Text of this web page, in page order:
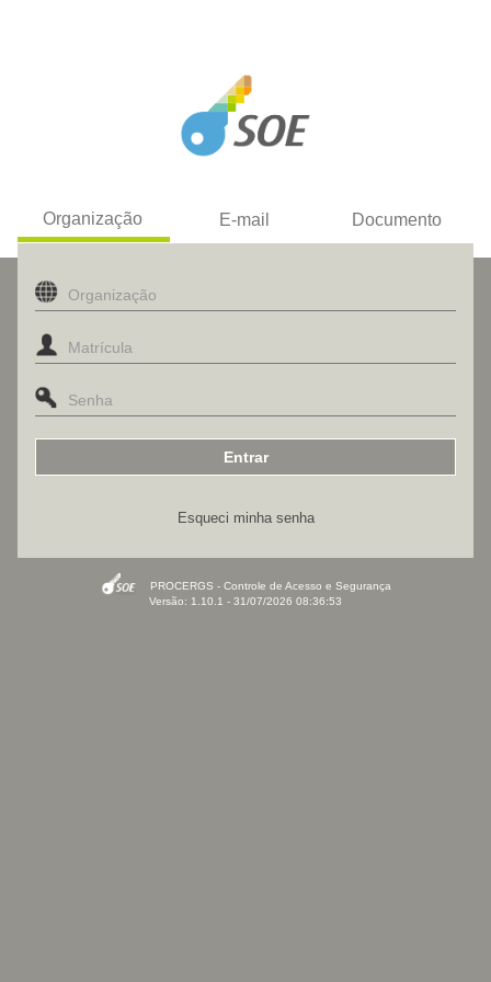
Organização E-mail Documento
Esqueci minha senha
PROCERGS - Controle de Acesso e Segurança
Versão: 1.10.1 - 31/07/2026 08:36:53